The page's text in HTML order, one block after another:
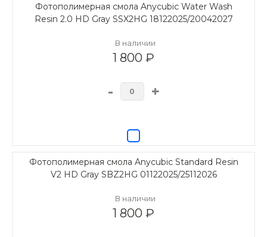
Фотополимерная смола Anycubic Water Wash
Resin 2.0 HD Gray SSX2HG 18122025/20042027
В наличии
1 800 ₽
- +
Фотополимерная смола Anycubic Standard Resin
V2 HD Gray SBZ2HG 01122025/25112026
В наличии
1 800 ₽